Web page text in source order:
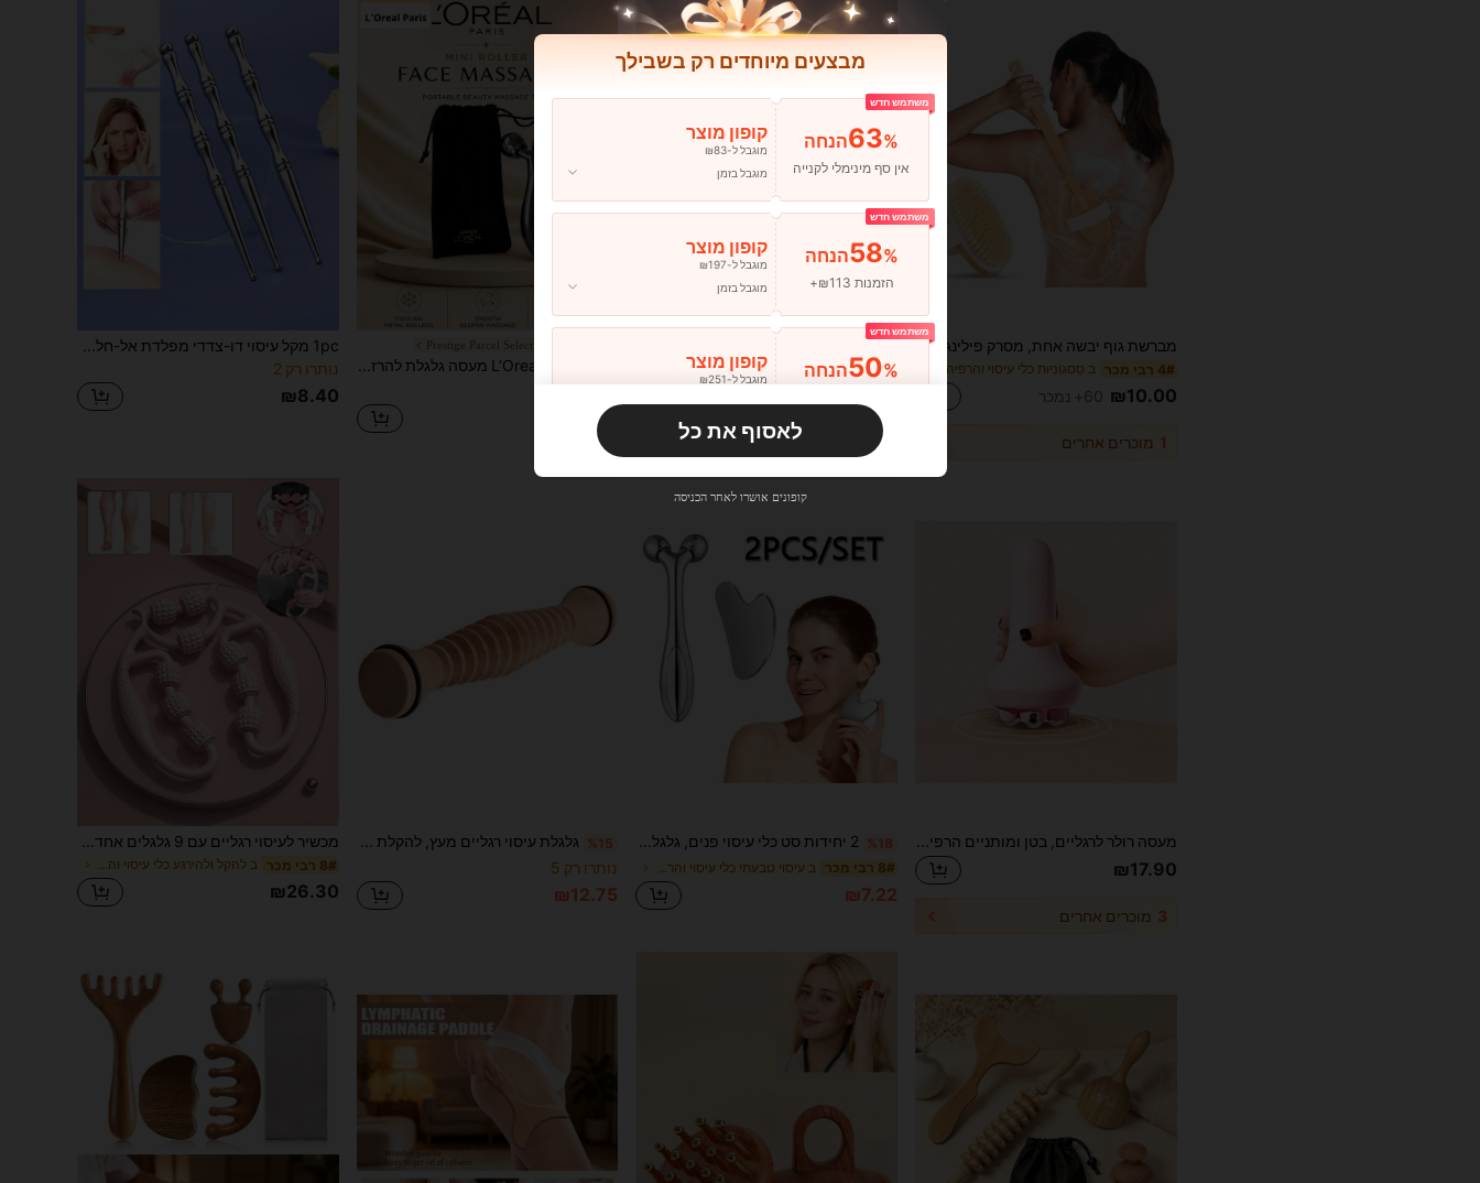
מברשת גוף יבשה אחת, מסרק פילינג לגוף עם זיפים טבעיים, מתאים לעור יבש, מקדם את זרימת הדם, מונע שיער חודרני, מנקה שחורים וצלוליטיס, לשימוש ביתי ברחצה
4# רבי מכר ב סַסגוֹנִיוּת כלי עיסוי והרפיה
₪10.00 60+ נמכר
1 מוכרים אחרים
₪37.05
Prestige Parcel Select Shop
₪22.62
נותרו רק 2
₪8.40
₪17.90
3 מוכרים אחרים
%18
8# רבי מכר ב עיסוי טבעתי כלי עיסוי והרפיה
₪7.22
%15
נותרו רק 5
₪12.75
8# רבי מכר ב להקל ולהירגע כלי עיסוי והרפיה
₪26.30
מבצעים מיוחדים רק בשבילך
משתמש חדש
63%הנחה
אין סף מינימלי לקנייה
קופון מוצר
מוגבל ל-₪83
מוגבל בזמן
משתמש חדש
58%הנחה
הזמנות ₪113+
קופון מוצר
מוגבל ל-₪197
מוגבל בזמן
משתמש חדש
50%הנחה קופון מוצר
מוגבל ל-₪251
מוגבל בזמן
משתמש חדש
33 קופון מוצר
מוגבל ל-₪270
משתמש חדש
31
הזמנות ₪745+
קופון מוצר
לאסוף את כל
קופונים אושרו לאחר הכניסה